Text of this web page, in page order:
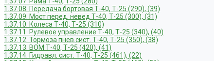
1.37.08. Передача бортовая Т-40, Т-25 (290), (39)
1.37.09. Мост перед. невед Т-40, Т-25 (300), (31)
1.37.10. Колеса Т-40, Т-25 (310)
1.37.11. Рулевое управление Т-40, Т-25 (340), (40)
1.37.12. Тормоза пнев.сист. Т-40, Т-25 (350), (38)
1.37.13. ВОМ Т-40, Т-25 (420), (41)
1.37.14. Гидравл. сист. Т-40, Т-25 (461), (22)